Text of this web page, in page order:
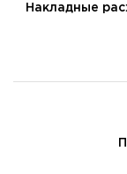
Накладные